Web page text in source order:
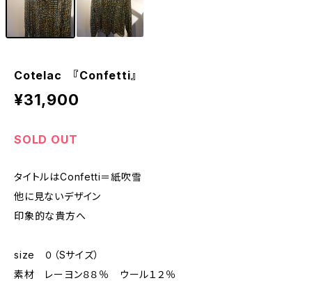
Cotelac 『Confetti』
¥31,900
SOLD OUT
タイトルはConfetti＝紙吹雪
他に見ないデザイン
印象的な貴方へ
size ０（Sサイズ）
素材 レーヨン８８％ ウール１２％